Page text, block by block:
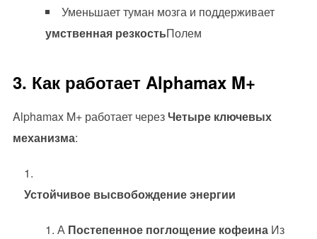
Уменьшает туман мозга и поддерживает
умственная резкостьПолем
3. Как работает Alphamax M+
Alphamax M+ работает черезЧетыре ключевых
механизма:
Устойчивое высвобождение энергии
А Постепенное поглощение кофеинаИз